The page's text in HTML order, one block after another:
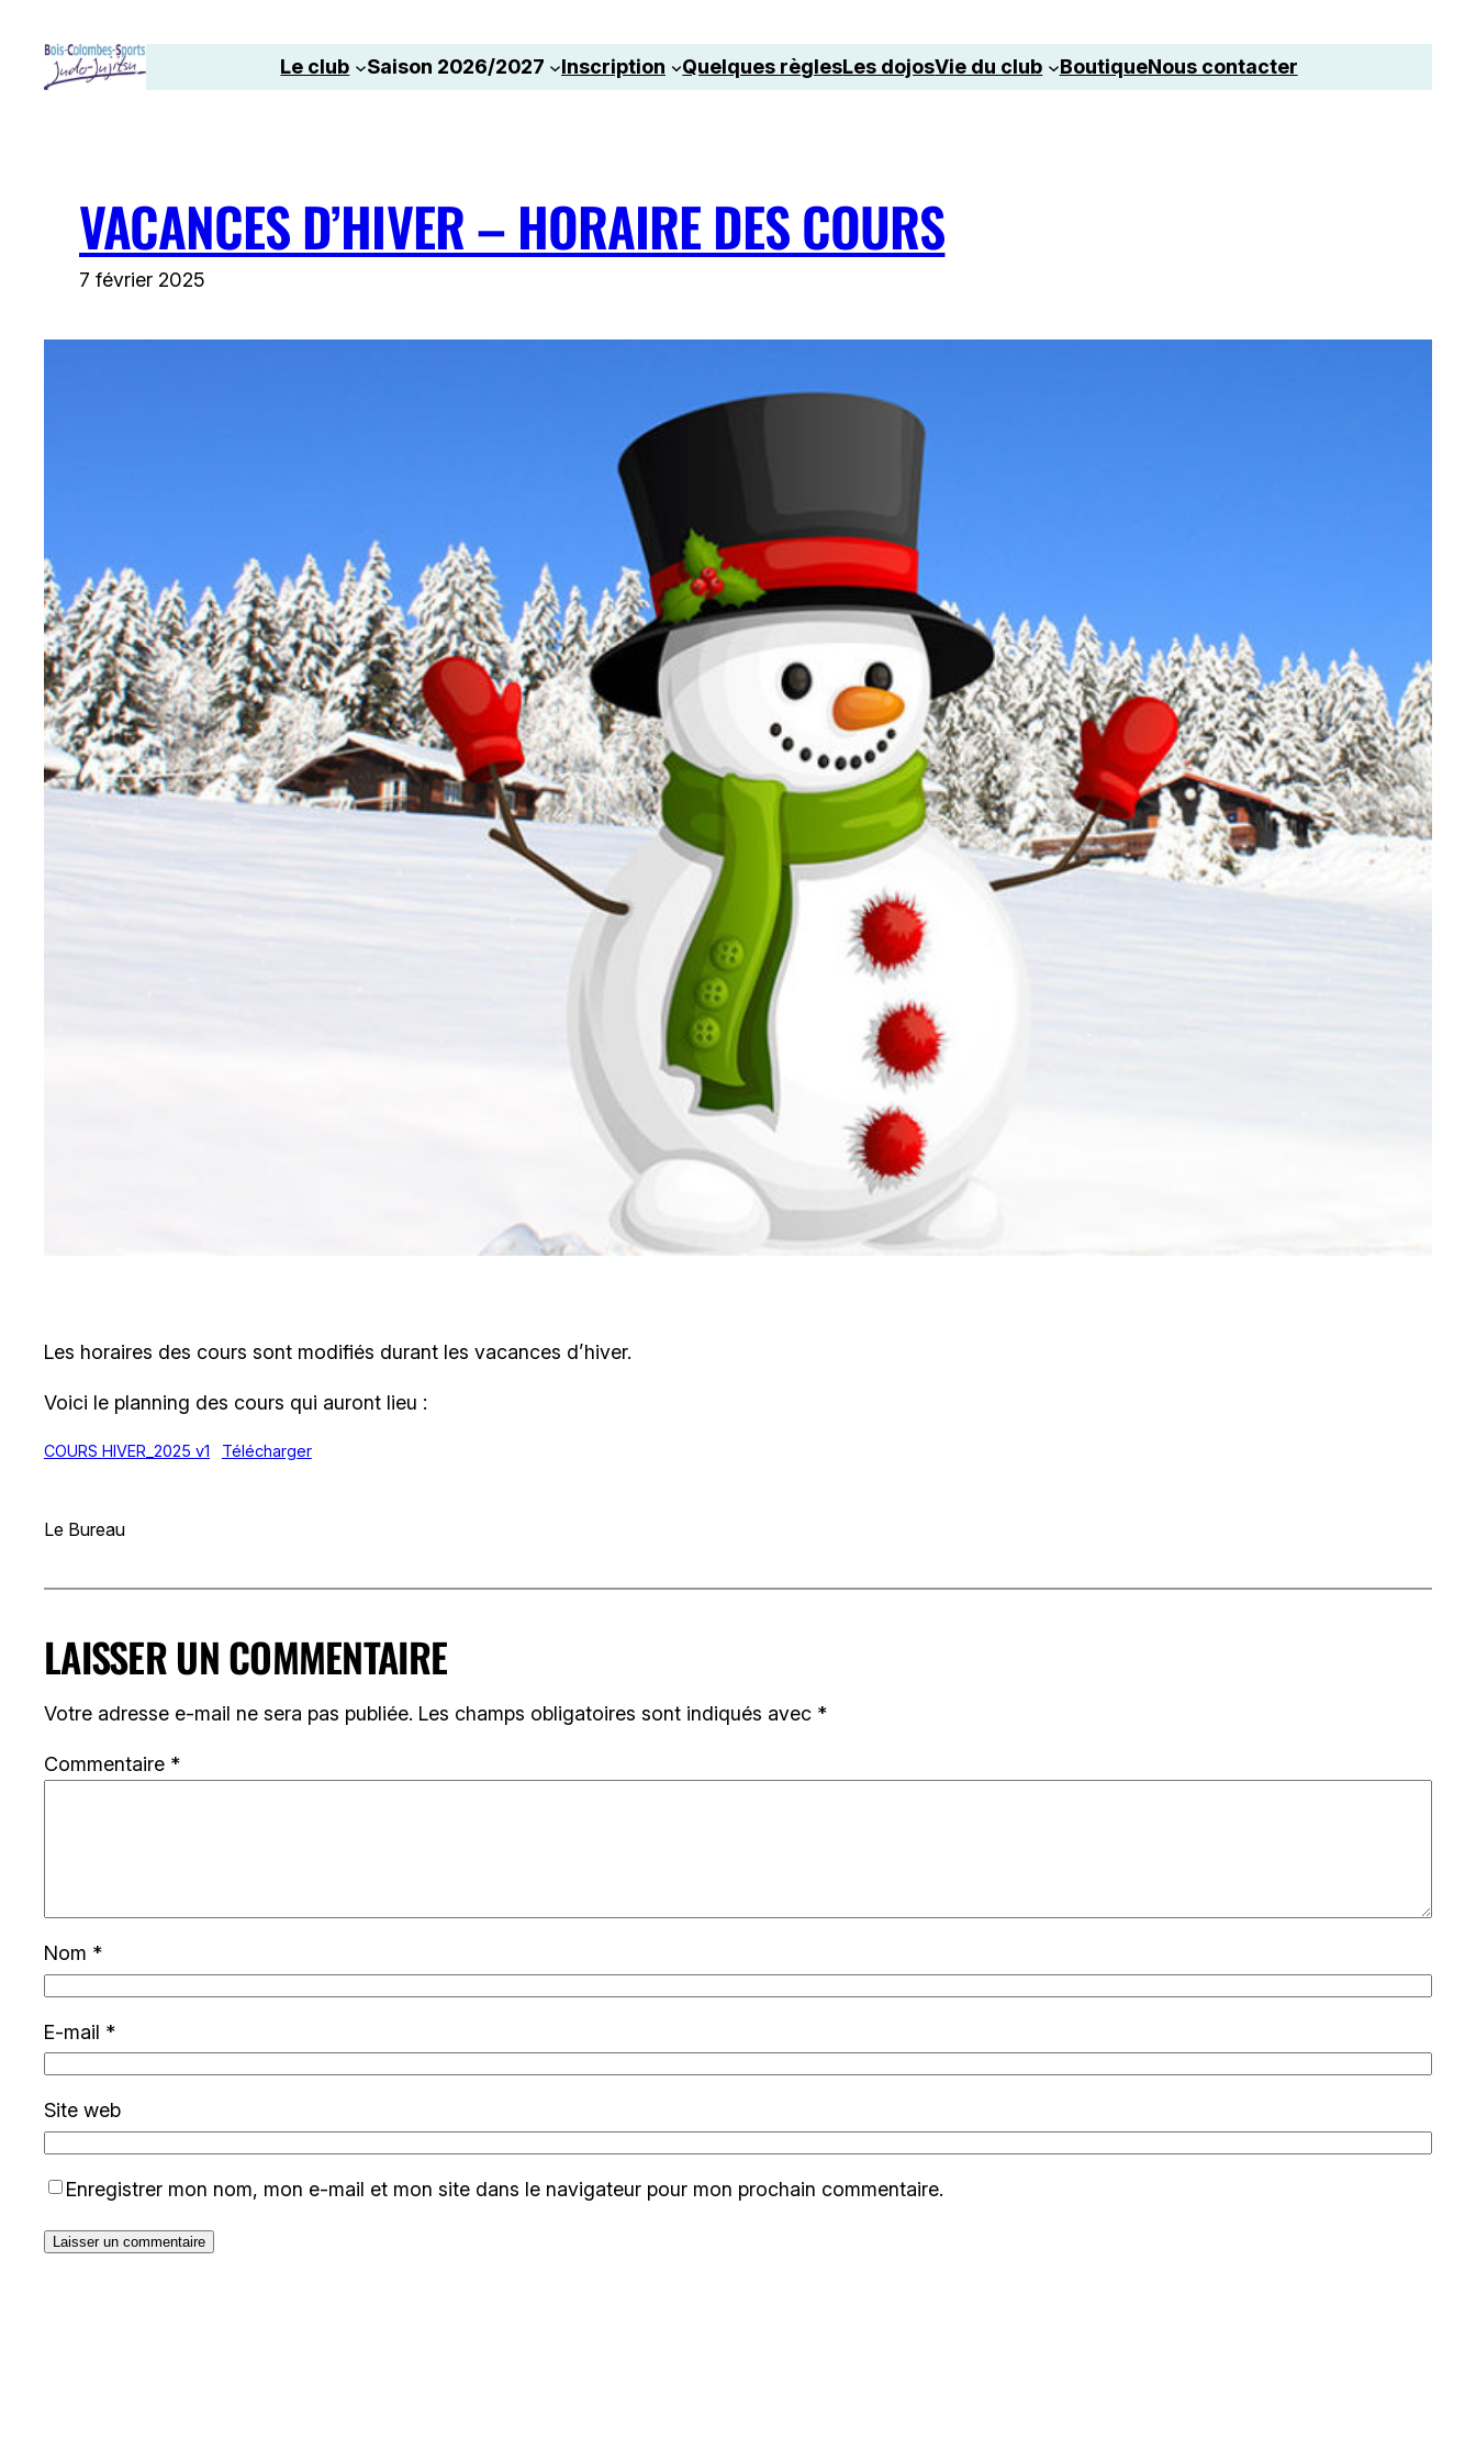
contenu
Le club Saison 2026/2027 Inscription Quelques règlesLes dojosVie du club BoutiqueNous contacter
VACANCES D’HIVER – HORAIRE DES COURS
7 février 2025
Les horaires des cours sont modifiés durant les vacances d’hiver.
Voici le planning des cours qui auront lieu :
COURS HIVER_2025 v1 Télécharger
Le Bureau
LAISSER UN COMMENTAIRE
Votre adresse e-mail ne sera pas publiée. Les champs obligatoires sont indiqués avec *
Commentaire *
Nom *
E-mail *
Site web
Enregistrer mon nom, mon e-mail et mon site dans le navigateur pour mon prochain commentaire.